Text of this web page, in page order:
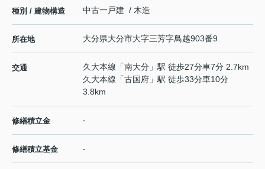
種別 / 建物構造 中古一戸建 / 木造
所在地 大分県大分市大字三芳字鳥越903番9
交通 久大本線 「南大分 」駅 徒歩27分車7分 2.7km
久大本線 「古国府 」駅 徒歩33分車10分
3.8km
修繕積立金 -
修繕積立基金 -